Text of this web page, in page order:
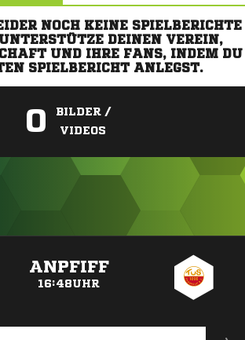
NOCH KEINE SPIELBERICHTE
DEINEN VEREIN,
UND IHRE FANS, INDEM DU
SPIELBERICHT ANLEGST.
0
BILDER /
VIDEOS
ANPFIFF
16:48UHR